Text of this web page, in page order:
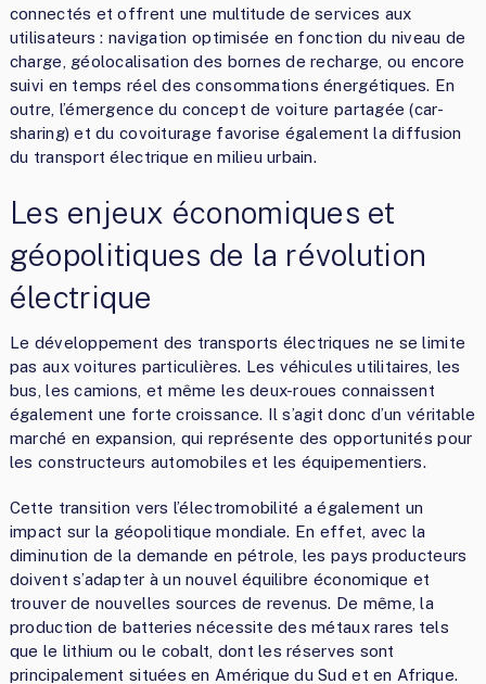
connectés et offrent une multitude de services aux
utilisateurs : navigation optimisée en fonction du niveau de
charge, géolocalisation des bornes de recharge, ou encore
suivi en temps réel des consommations énergétiques. En
outre, l’émergence du concept de voiture partagée (car-
sharing) et du covoiturage favorise également la diffusion
du transport électrique en milieu urbain.
Les enjeux économiques et
géopolitiques de la révolution
électrique
Le développement des transports électriques ne se limite
pas aux voitures particulières. Les véhicules utilitaires, les
bus, les camions, et même les deux-roues connaissent
également une forte croissance. Il s’agit donc d’un véritable
marché en expansion, qui représente des opportunités pour
les constructeurs automobiles et les équipementiers.
Cette transition vers l’électromobilité a également un
impact sur la géopolitique mondiale. En effet, avec la
diminution de la demande en pétrole, les pays producteurs
doivent s’adapter à un nouvel équilibre économique et
trouver de nouvelles sources de revenus. De même, la
production de batteries nécessite des métaux rares tels
que le lithium ou le cobalt, dont les réserves sont
principalement situées en Amérique du Sud et en Afrique.